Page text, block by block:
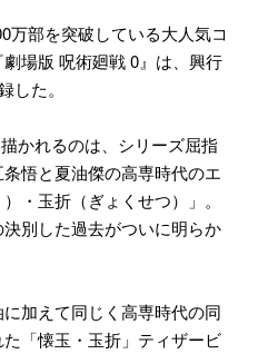
万部を突破している大人気コ
場版 呪術廻戦 0』は、興行
した。
かれるのは、シリーズ屈指
悟と夏油傑の高専時代のエ
・玉折（ぎょくせつ）」。
別した過去がついに明らか
加えて同じく高専時代の同
「懐玉・玉折」ティザービ